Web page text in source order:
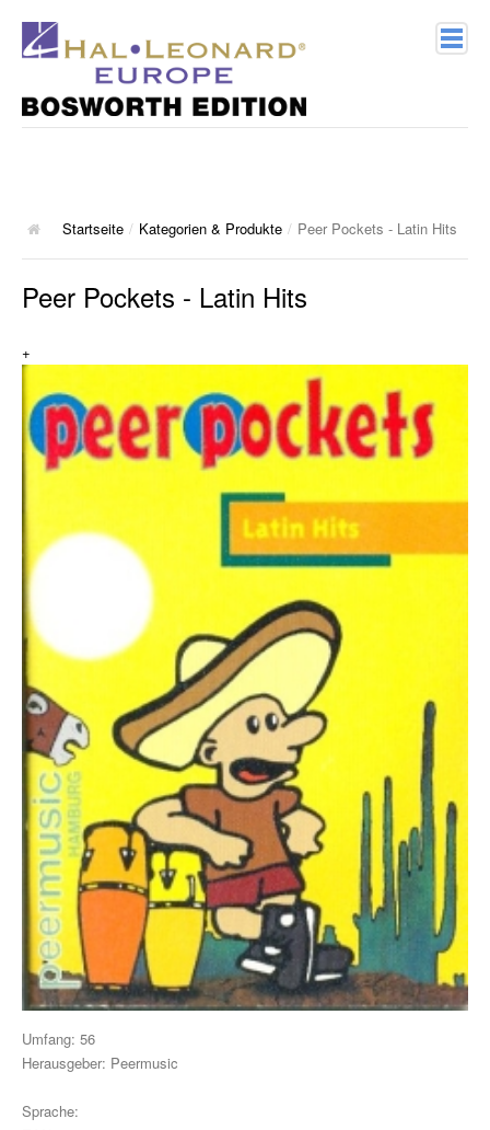
Geschichte
10 Charthits
ACT Music
Die Toten Hosen
Die kleinen Songbooks
Die großen Songbooks
Sounds Good On-Serie
Hit Session-Reihe
Hit Book-Reihe
Diverse Bands & Interpreten
Beat It!
Melodie, Text & Akkorde
Klavier, Gesang, Gitarre
Klavier
Startseite / Kategorien & Produkte / Peer Pockets - Latin Hits
Peer Pockets - Latin Hits
+
Umfang: 56
Herausgeber: Peermusic
Sprache: